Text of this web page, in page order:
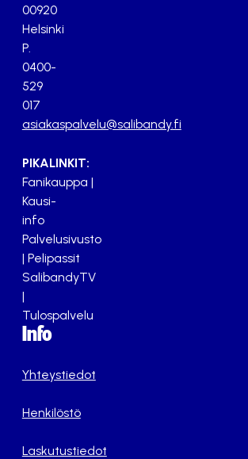
00920
Helsinki
P.
0400-
529
017
asiakaspalvelu@salibandy.fi
PIKALINKIT:
Fanikauppa |
Kausi-
info
Palvelusivusto
| Pelipassit
SalibandyTV
|
Tulospalvelu
Info
Yhteystiedot
Henkilöstö
Laskutustiedot